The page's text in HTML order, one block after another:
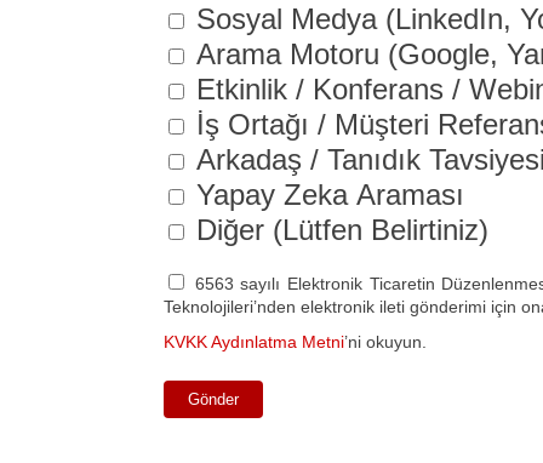
Sosyal Medya (LinkedIn,
Arama Motoru (Google,
Etkinlik / Konferans /
İş Ortağı / Müşteri
Arkadaş / Tanıdık
Yapay Zeka Araması
Diğer (Lütfen Belirtiniz)
6563 sayılı Elektronik Ticaretin
Teknolojileri’nden elektronik ileti gönderimi için
KVKK Aydınlatma Metni’ni okuyun.
Gönder